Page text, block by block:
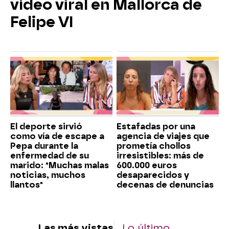
vídeo viral en Mallorca de
Felipe VI
El deporte sirvió
como vía de escape a
Pepa durante la
enfermedad de su
marido: "Muchas malas
noticias, muchos
llantos"
Estafadas por una
agencia de viajes que
prometía chollos
irresistibles: más de
600.000 euros
desaparecidos y
decenas de denuncias